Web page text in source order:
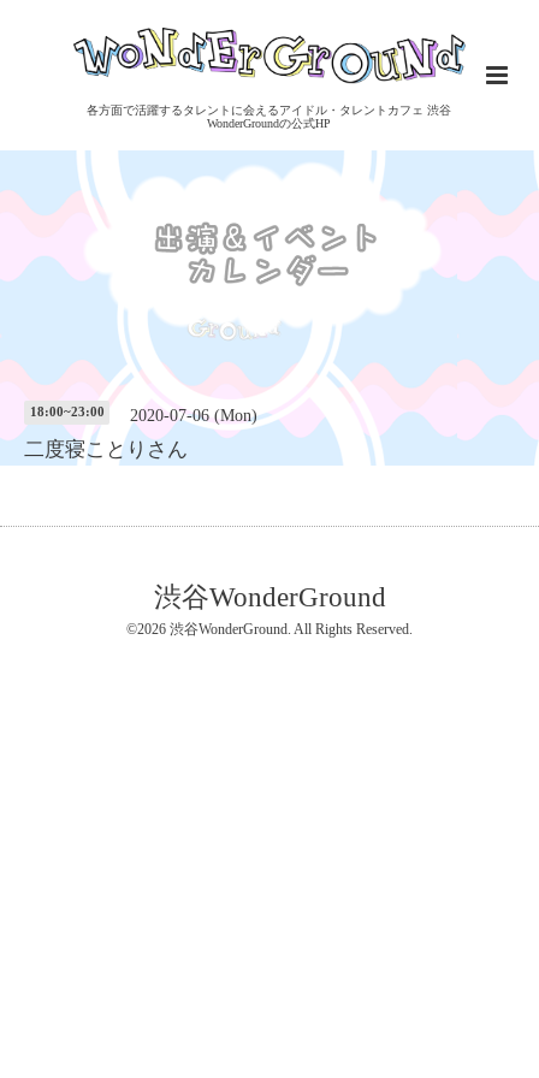
各方面で活躍するタレントに会えるアイドル・タレントカフェ 渋谷
WonderGroundの公式HP
18:00~23:00 2020-07-06 (Mon)
二度寝ことりさん
渋谷WonderGround
©2026 渋谷WonderGround. All Rights Reserved.